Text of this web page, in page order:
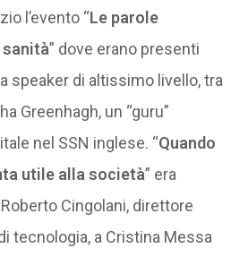
l’evento “Le parole
sanità” dove erano presenti
speaker di altissimo livello, tra
Greenhagh, un “guru”
nel SSN inglese. “Quando
utile alla società” era
Cingolani, direttore
tecnologia, a Cristina Messa